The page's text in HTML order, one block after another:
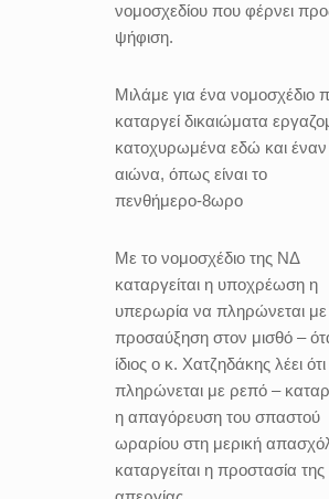
νομοσχεδίου που φέρνει
ψήφιση.
Μιλάμε για ένα νομοσχέδιο
καταργεί δικαιώματα
κατοχυρωμένα εδώ και έναν
αιώνα, όπως είναι το
πενθήμερο-8ωρο
Mε το νομοσχέδιο της ΝΔ
καταργείται η υποχρέωση η
υπερωρία να πληρώνεται με
προσαύξηση στον μισθό –
ίδιος ο κ. Χατζηδάκης λέει
πληρώνεται με ρεπό –
η απαγόρευση του σπαστού
ωραρίου στη μερική
καταργείται η προστασία της